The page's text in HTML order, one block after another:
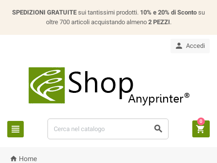
SPEDIZIONI GRATUITE sui tantissimi prodotti. 10% e 20% di Sconto su
oltre 700 articoli acquistando almeno 2 PEZZI.
 Accedi
  
0
 Home